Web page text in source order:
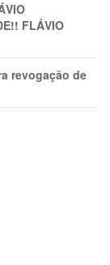
FLÁVIO
revogação de